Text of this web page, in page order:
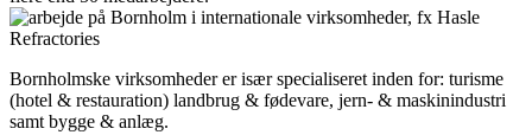
Bornholmske virksomheder er især specialiseret inden for: turisme
(hotel & restauration) landbrug & fødevare, jern- & maskinindustri
samt bygge & anlæg.